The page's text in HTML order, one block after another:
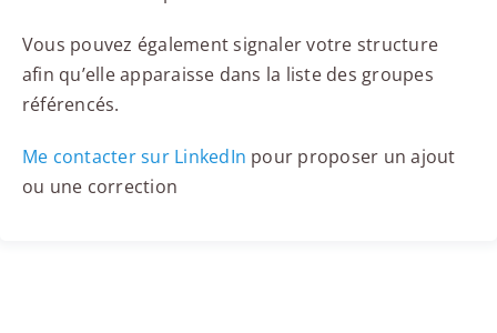
Vous pouvez également signaler votre structure
afin qu’elle apparaisse dans la liste des groupes
référencés.
Me contacter sur LinkedIn pour proposer un ajout
ou une correction